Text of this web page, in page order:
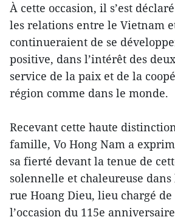
À cette occasion, il s’est
les relations entre le Vietnam
continueraient de se
positive, dans l’intérêt des
service de la paix et de la
région comme dans le monde.
Recevant cette haute
famille, Vo Hong Nam a
sa fierté devant la tenue de
solennelle et chaleureuse
rue Hoang Dieu, lieu chargé
l’occasion du 115e